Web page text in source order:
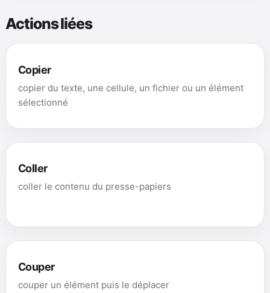
Actions liées
Copier
copier du texte, une cellule, un fichier ou un élément
sélectionné
Coller
coller le contenu du presse-papiers
Couper
couper un élément puis le déplacer